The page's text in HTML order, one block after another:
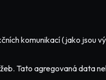
komunikací (jako jsou
Tato agregovaná data